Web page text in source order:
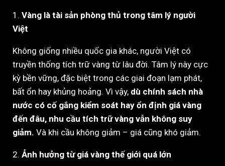
1. Vàng là tài sản phòng thủ trong tâm lý người
Việt
Không giống nhiều quốc gia khác, người Việt có
truyền thống tích trữ vàng từ lâu đời. Tâm lý này cực
kỳ bền vững, đặc biệt trong các giai đoạn lạm phát,
bất ổn hay khủng hoảng. Vì vậy, dù chính sách nhà
nước có cố gắng kiểm soát hay ổn định giá vàng
đến đâu, nhu cầu tích trữ vàng vẫn không suy
giảm. Và khi cầu không giảm – giá cũng khó giảm.
2. Ảnh hưởng từ giá vàng thế giới quá lớn